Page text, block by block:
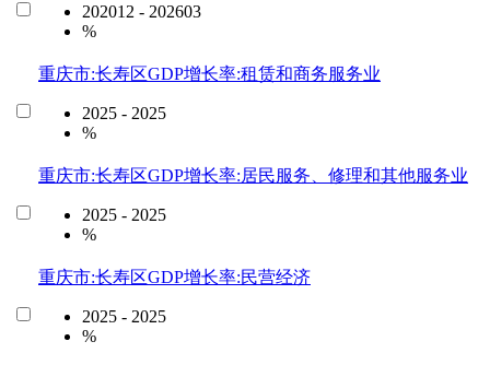
202012 - 202603
%
重庆市:长寿区GDP增长率:租赁和商务服务业
2025 - 2025
%
重庆市:长寿区GDP增长率:居民服务、修理和其他服务业
2025 - 2025
%
重庆市:长寿区GDP增长率:民营经济
2025 - 2025
%